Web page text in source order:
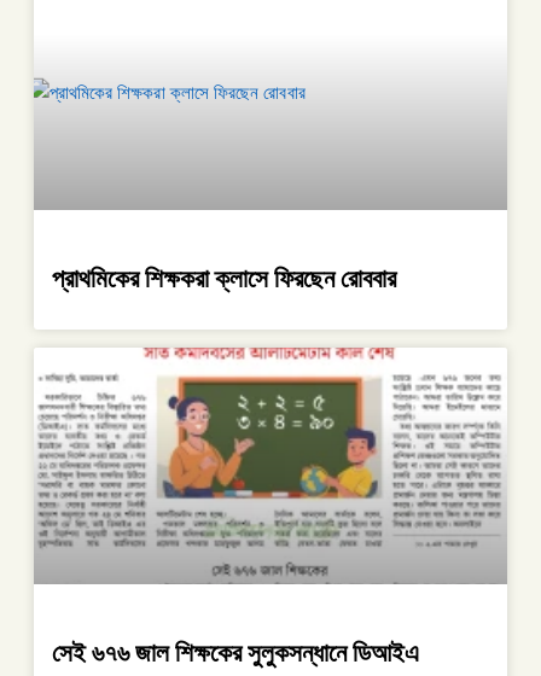
প্রাথমিকের শিক্ষকরা ক্লাসে ফিরছেন রোববার
সেই ৬৭৬ জাল শিক্ষকের সুলুকসন্ধানে ডিআইএ